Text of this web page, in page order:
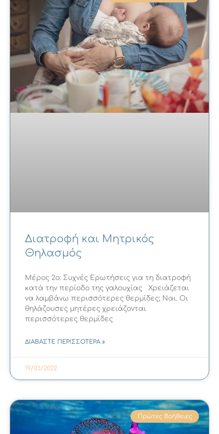
Διατροφή και Μητρικός
Θηλασμός
Μέρος 2ο: Συχνές Ερωτήσεις για τη διατροφή
κατά την περίοδο της γαλουχίας Χρειάζεται
να λαμβάνω περισσότερες θερμίδες; Ναι. Οι
θηλάζουσες μητέρες χρειάζονται
περισσότερες θερμίδες
ΔΙΑΒΑΣΤΕ ΠΕΡΙΣΣΟΤΕΡΑ »
19/03/2022
Πρώτες Βοήθειες